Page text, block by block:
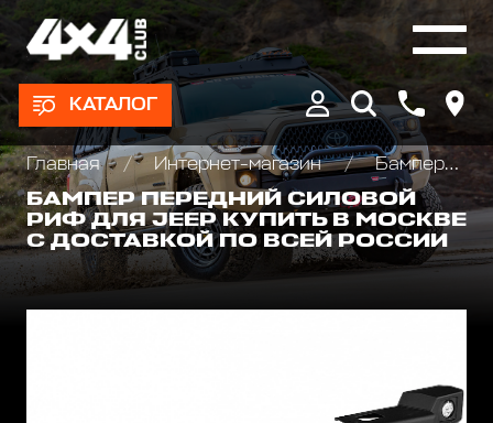
КАТАЛОГ
Главная Интернет-магазин
Бамперы и пороги силовые, площадки под лебедку
БАМПЕР ПЕРЕДНИЙ СИЛОВОЙ
РИФ ДЛЯ JEEP КУПИТЬ В МОСКВЕ
С ДОСТАВКОЙ ПО ВСЕЙ РОССИИ